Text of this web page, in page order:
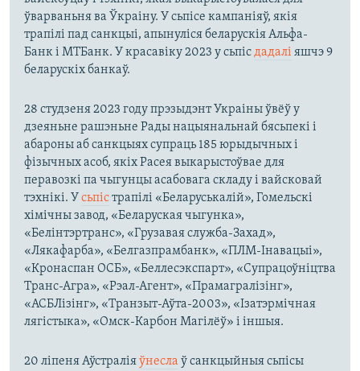
ўварваньня ва Ўкраіну. У сьпісе кампаніяў, якія
трапілі пад санкцыі, апынуліся беларускія Альфа-
Банк і МТБанк. У красавіку 2023 у сьпісдадалі яшчэ 9
беларускіх банкаў.
28 студзеня 2023 году прэзыдэнт Украіны ўвёў у
дзеяньне рашэньне Рады нацыянальнай бясьпекі і
абароны аб санкцыях супраць 185 юрыдычных і
фізычных асоб, якіх Расея выкарыстоўвае для
перавозкі па чыгунцы асабовага складу і вайсковай
тэхнікі. У сьпістрапілі «Беларуськалій», Гомельскі
хімічны завод, «Беларуская чыгунка»,
«Белінтэртранс», «Грузавая служба-Захад»,
«Лякафарба», «Белгазпрамбанк», «ПЛМ-Інавацыі»,
«Кронаспан ОСБ», «Беллесэкспарт», «Супрацоўніцтва
Транс-Агра», «Рэал-Агент», «Прамагралізінг»,
«АСБЛізінг», «Транзыт-Аўта-2003», «Ізатэрмічная
лягістыка», «Омск-Карбон Магілёў» і іншыя.
20 ліпеня Аўстраліяўнесла ў санкцыйныя сьпісы